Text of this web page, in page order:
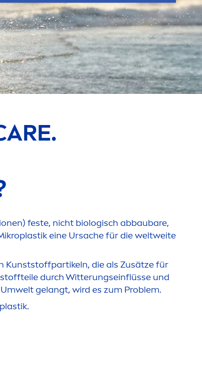
.
feste, nicht biologisch abbaubare,
eine Ursache für die weltweite
Kunststoffpartikeln, die als Zusätze für
durch Witterungseinflüsse und
gelangt, wird es zum Problem.